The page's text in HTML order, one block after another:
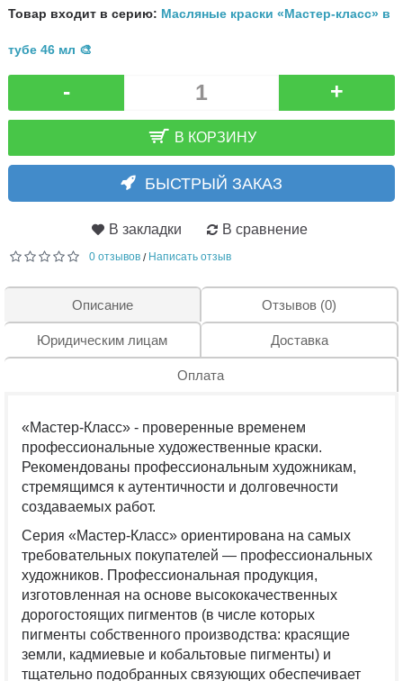
Товар входит в серию: Масляные краски «Мастер-класс» в
тубе 46 мл 🎨
- +
В КОРЗИНУ
БЫСТРЫЙ ЗАКАЗ
В закладки В сравнение
0 отзывов / Написать отзыв
Описание Отзывов (0)
Юридическим лицам Доставка
Оплата
«Мастер-Класс» - проверенные временем
профессиональные художественные краски.
Рекомендованы профессиональным художникам,
стремящимся к аутентичности и долговечности
создаваемых работ.
Серия «Мастер-Класс» ориентирована на самых
требовательных покупателей — профессиональных
художников. Профессиональная продукция,
изготовленная на основе высококачественных
дорогостоящих пигментов (в числе которых
пигменты собственного производства: красящие
земли, кадмиевые и кобальтовые пигменты) и
тщательно подобранных связующих обеспечивает